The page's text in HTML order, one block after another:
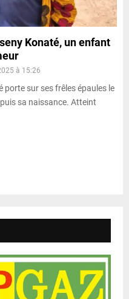
Konaté, un enfant
à 15:26
porte sur ses frêles épaules le
sa naissance. Atteint